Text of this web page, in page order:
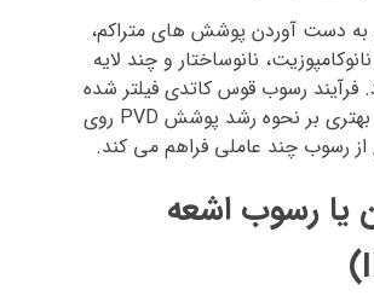
به دست آوردن پوشش های متراکم،
نانوساختار و چند لایه
فرآیند رسوب قوس کاتدی فیلتر شده
(FCVAD) کنترل بهتری بر نحوه رشد پوشش PVD روی
از رسوب چند عاملی فراهم می کند.
یا رسوب اشعه